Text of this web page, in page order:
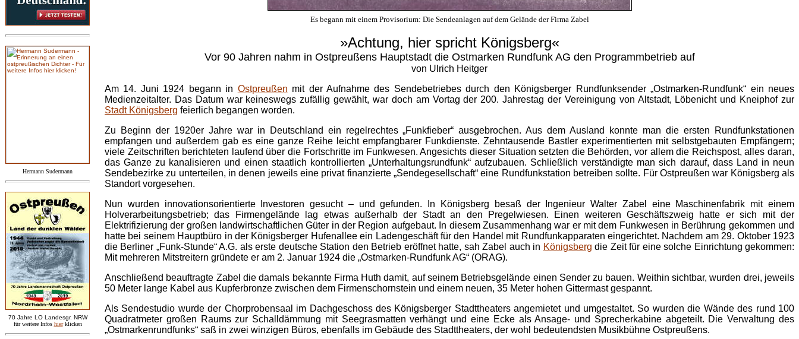
Hermann Sudermann
70 Jahre LO Landesgr. NRW
für weitere Infos hier klicken
Es begann mit einem Provisorium: Die Sendeanlagen auf dem Gelände der Firma Zabel
»Achtung, hier spricht Königsberg«
Vor 90 Jahren nahm in Ostpreußens Hauptstadt die Ostmarken Rundfunk AG den Programmbetrieb auf
von Ulrich Heitger
Am 14. Juni 1924 begann in Ostpreußen mit der Aufnahme des Sendebetriebes durch den Königsberger Rundfunksender „Ostmarken-Rundfunk“ ein neues
Medienzeitalter. Das Datum war keineswegs zufällig gewählt, war doch am Vortag der 200. Jahrestag der Vereinigung von Altstadt, Löbenicht und Kneiphof zur
Stadt Königsberg feierlich begangen worden.
Zu Beginn der 1920er Jahre war in Deutschland ein regelrechtes „Funkfieber“ ausgebrochen. Aus dem Ausland konnte man die ersten Rundfunkstationen
empfangen und außerdem gab es eine ganze Reihe leicht empfangbarer Funkdienste. Zehntausende Bastler experimentierten mit selbstgebauten Empfängern;
viele Zeitschriften berichteten laufend über die Fortschritte im Funkwesen. Angesichts dieser Situation setzten die Behörden, vor allem die Reichs­post, alles daran,
das Ganze zu kanalisieren und einen staatlich kontrollierten „Unterhaltungsrundfunk“ aufzubauen. Schließlich verständigte man sich darauf, dass Land in neun
Sendebezirke zu unterteilen, in denen jeweils eine privat finanzierte „Sendegesellschaft“ eine Rundfunkstation betreiben sollte. Für Ostpreußen war Königsberg als
Standort vorgesehen.
Nun wurden innovationsorientierte Investoren gesucht – und gefunden. In Königsberg besaß der Ingenieur Walter Zabel eine Maschinenfabrik mit einem
Holverarbeitungsbetrieb; das Firmengelände lag etwas außerhalb der Stadt an den Pregelwiesen. Einen weiteren Geschäftszweig hatte er sich mit der
Elektrifizierung der großen landwirtschaftlichen Güter in der Region aufgebaut. In diesem Zusammenhang war er mit dem Funkwesen in Berührung gekommen und
hatte bei seinem Hauptbüro in der Königsberger Hufenallee ein Ladengeschäft für den Handel mit Rundfunkapparaten eingerichtet. Nachdem am 29. Oktober 1923
die Berliner „Funk-Stunde“ A.G. als erste deutsche Station den Betrieb eröffnet hatte, sah Zabel auch in Königsberg die Zeit für eine solche Einrichtung gekommen:
Mit mehreren Mitstreitern gründete er am 2. Januar 1924 die „Ostmarken-Rundfunk AG“ (ORAG).
Anschließend beauftragte Zabel die damals bekannte Firma Huth damit, auf seinem Betriebsgelände einen Sender zu bauen. Weithin sichtbar, wurden drei, jeweils
50 Meter lange Kabel aus Kupferbronze zwischen dem Firmenschornstein und einem neuen, 35 Meter hohen Gittermast gespannt.
Als Sendestudio wurde der Chorprobensaal im Dachgeschoss des Königsberger Stadttheaters angemietet und umgestaltet. So wurden die Wände des rund 100
Quadratmeter großen Raums zur Schalldämmung mit Seegrasmatten verhängt und eine Ecke als Ansage- und Sprecherkabine abgeteilt. Die Verwaltung des
„Ostmarkenrundfunks“ saß in zwei winzigen Büros, ebenfalls im Gebäude des Stadttheaters, der wohl bedeutendsten Musikbühne Ostpreußens.